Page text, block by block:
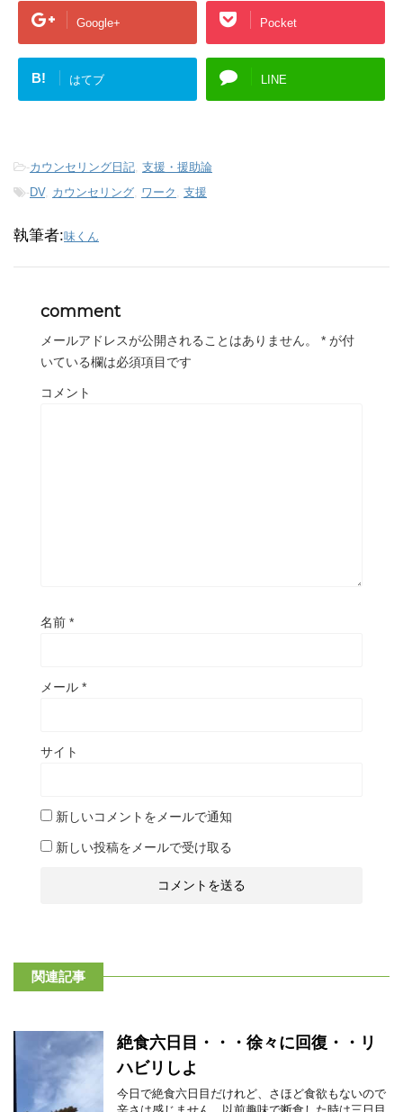
Google+ Pocket
B! はてブ LINE
-カウンセリング日記, 支援・援助論
-DV, カウンセリング, ワーク , 支援
執筆者:味くん
comment
メールアドレスが公開されることはありません。 * が付
いている欄は必須項目です
コメント
名前 *
メール *
サイト
新しいコメントをメールで通知
新しい投稿をメールで受け取る
関連記事
絶食六日目・・・徐々に回復・・リ
ハビリしよ
今日で絶食六日目だけれど、さほど食欲もないので